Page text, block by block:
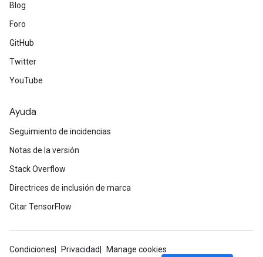
Blog
Foro
GitHub
Twitter
YouTube
Ayuda
Seguimiento de incidencias
Notas de la versión
Stack Overflow
Directrices de inclusión de marca
Citar TensorFlow
Condiciones Privacidad
Manage cookies